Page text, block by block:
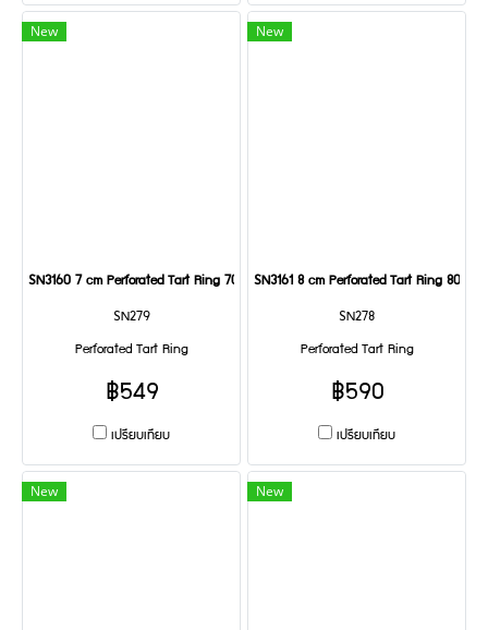
New
SN3160 7 cm Perforated Tart Ring 70x20 mm
SN279
Perforated Tart Ring
฿549
เปรียบเทียบ
New
SN3161 8 cm Perforated Tart Ring 80x20
SN278
Perforated Tart Ring
฿590
เปรียบเทียบ
New New